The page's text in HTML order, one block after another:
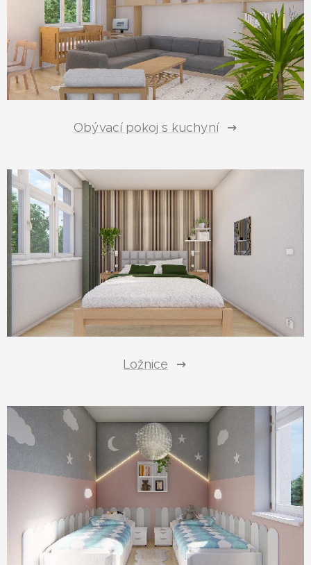
Obývací pokoj s kuchyní
Ložnice